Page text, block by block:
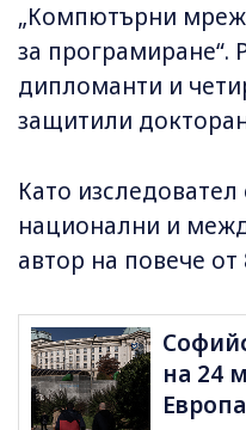
„Компютърни
за програмиране“.
дипломанти и
защитили
Като
национални и
автор на повече
на 24
Европа